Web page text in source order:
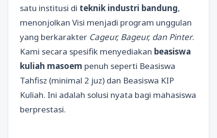
satu institusi di teknik industri bandung,
menonjolkan Visi menjadi program unggulan
yang berkarakter Cageur, Bageur, dan Pinter.
Kami secara spesifik menyediakan beasiswa
kuliah masoem penuh seperti Beasiswa
Tahfisz (minimal 2 juz) dan Beasiswa KIP
Kuliah. Ini adalah solusi nyata bagi mahasiswa
berprestasi.